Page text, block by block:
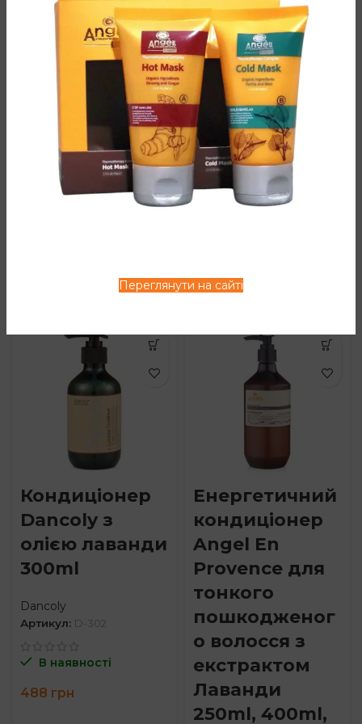
Переглянути на сайті
олія ши, стеарат гліцерину, гіалуронова кислота,
центрімоніум хлорид, гідроксіпропілгуар, феноксіетанол.
ДОДАТКОВА ІНФОРМАЦІЯ
ВІДГУКИ (0)
СПОСІБ ЗАСТОСУВАННЯ
СУПУТНІ ТОВАРИ
Кондиціонер
Dancoly з
олією лаванди
300ml
Dancoly
Артикул: D-302
В наявності
488 грн
Енергетичний
кондиціонер
Angel En
Provence для
тонкого
пошкодженог
о волосся з
екстрактом
Лаванди
250ml, 400ml,